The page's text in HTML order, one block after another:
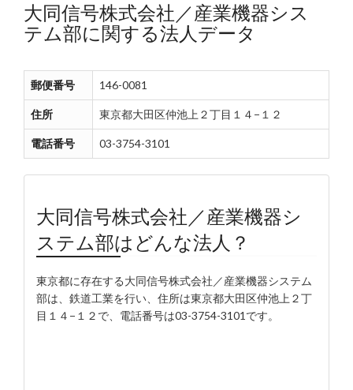
大同信号株式会社／産業機器シス
テム部に関する法人データ
郵便番号 146-0081
住所 東京都大田区仲池上２丁目１４−１２
電話番号 03-3754-3101
大同信号株式会社／産業機器シ
ステム部はどんな法人？
東京都に存在する大同信号株式会社／産業機器システム
部は、鉄道工業を行い、住所は東京都大田区仲池上２丁
目１４−１２で、電話番号は03-3754-3101です。